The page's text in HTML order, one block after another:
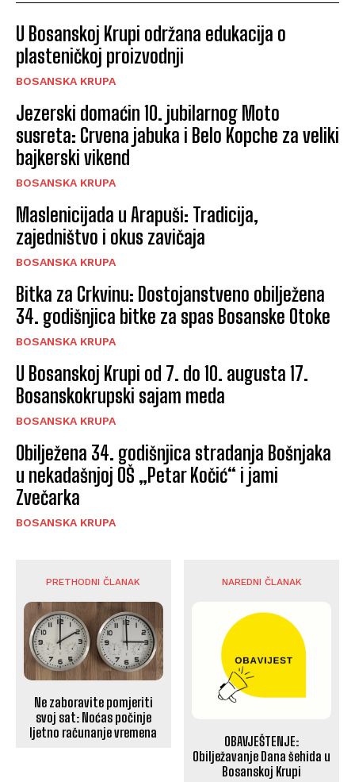
U Bosanskoj Krupi održana edukacija o
plasteničkoj proizvodnji
BOSANSKA KRUPA
Jezerski domaćin 10. jubilarnog Moto
susreta: Crvena jabuka i Belo Kopche za veliki
bajkerski vikend
BOSANSKA KRUPA
Maslenicijada u Arapuši: Tradicija,
zajedništvo i okus zavičaja
BOSANSKA KRUPA
Bitka za Crkvinu: Dostojanstveno obilježena
34. godišnjica bitke za spas Bosanske Otoke
BOSANSKA KRUPA
U Bosanskoj Krupi od 7. do 10. augusta 17.
Bosanskokrupski sajam meda
BOSANSKA KRUPA
Obilježena 34. godišnjica stradanja Bošnjaka
u nekadašnjoj OŠ „Petar Kočić“ i jami
Zvečarka
BOSANSKA KRUPA
PRETHODNI ČLANAK
Ne zaboravite pomjeriti
svoj sat: Noćas počinje
ljetno računanje vremena
NAREDNI ČLANAK
OBAVJEŠTENJE:
Obilježavanje Dana šehida u
Bosanskoj Krupi